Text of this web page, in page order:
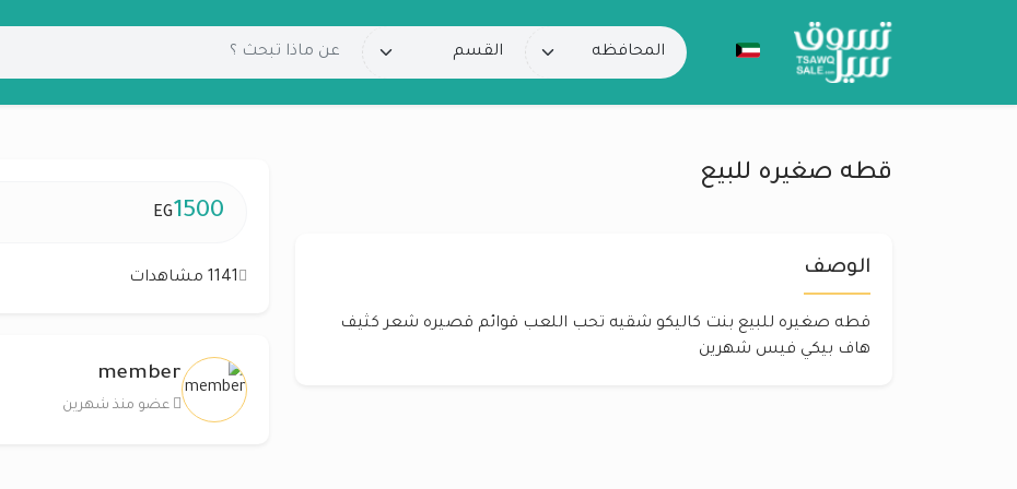
قطه صغيره للبيع
الوصف
قطه صغيره للبيع بنت كاليكو شقيه تحب اللعب قوائم قصيره شعر كثيف
هاف بيكي فيس شهرين
1500
EG
1141 مشاهدات
member
عضو منذ شهرين